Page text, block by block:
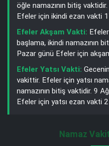
öğle namazının bitiş
Efeler için ikindi ezan vakti
Efeler Akşam Vakti:
başlama, ikindi namazının
Pazar günü Efeler için
Efeler Yatsı Vakti:
vakittir. Efeler için yatsı
namazının bitiş vaktidir. 9
Efeler için yatsı ezan vakti
Namaz